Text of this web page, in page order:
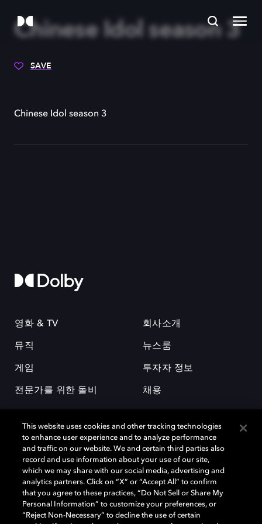
Chinese Idol season 3
SAVE
Chinese Idol season 3
영화 & TV
뮤직
게임
전문가를 위한 돌비
회사소개
뉴스룸
투자자 정보
채용
돌비(Dolby)와 double-D 심볼은 미국 및 기타 국가 돌비래버러토리스
(Dolby Laboratories, Inc.)의 등록 및 미등록 상표이다. 그 밖에 다른 자료에
기재된 상표는 해당 상표 소유권자의 등록상표로 유지된다. © 2025 Dolby
Laboratories, Inc. All rights reserved.
This website uses cookies and other tracking technologies
to enhance user experience and to analyze performance
and traffic on our website. We and certain third parties also
record and use information about your use of our site,
which we may share with our social media, advertising and
analytics partners. Click on “X” or “Accept All” to confirm
that you agree to these practices, “Do Not Sell or Share My
Personal Information” to customize your preferences, or
“Reject Non-Necessary” to decline the use of certain